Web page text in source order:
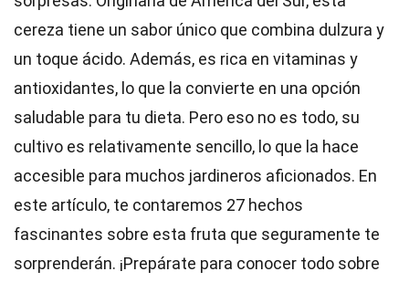
cereza tiene un sabor único que combina dulzura y
un toque ácido. Además, es rica en vitaminas y
antioxidantes, lo que la convierte en una opción
saludable para tu dieta. Pero eso no es todo, su
cultivo es relativamente sencillo, lo que la hace
accesible para muchos jardineros aficionados. En
este artículo, te contaremos 27 hechos
fascinantes sobre esta fruta que seguramente te
sorprenderán. ¡Prepárate para conocer todo sobre